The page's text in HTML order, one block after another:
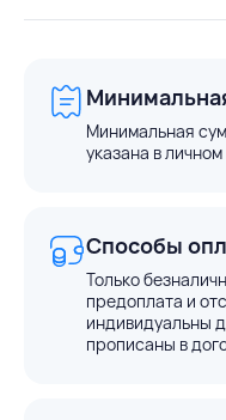
Минимальная
указана в
Способы
Только
предоплата и
индивидуальны
прописаны в